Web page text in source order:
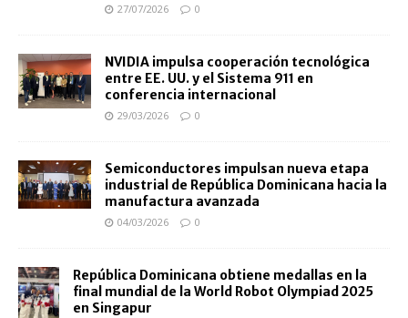
27/07/2026 0
NVIDIA impulsa cooperación tecnológica
entre EE. UU. y el Sistema 911 en
conferencia internacional
29/03/2026 0
Semiconductores impulsan nueva etapa
industrial de República Dominicana hacia la
manufactura avanzada
04/03/2026 0
República Dominicana obtiene medallas en la
final mundial de la World Robot Olympiad 2025
en Singapur